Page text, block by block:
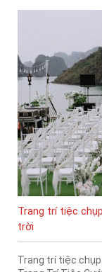
Trang trí tiệc
trời
Trang trí tiệc